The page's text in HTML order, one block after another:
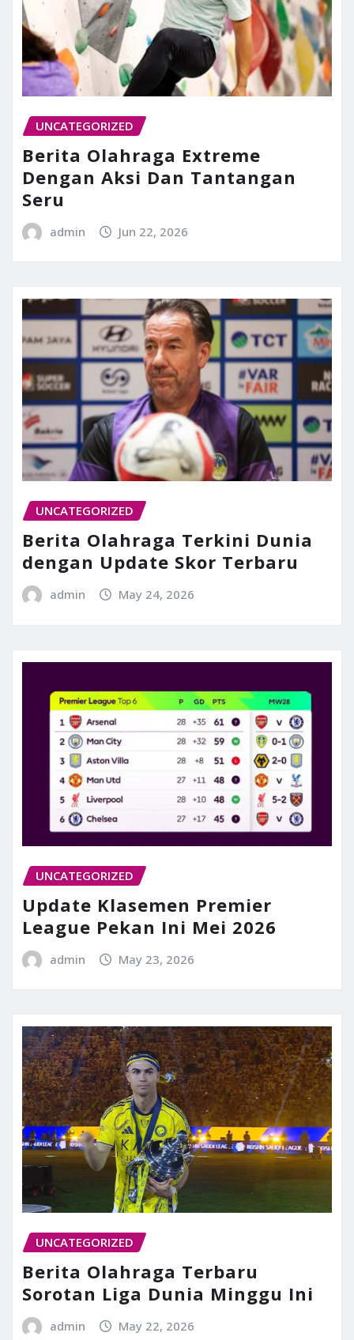
UNCATEGORIZED
Berita Olahraga Extreme
Dengan Aksi Dan Tantangan
Seru
admin Jun 22, 2026
UNCATEGORIZED
Berita Olahraga Terkini Dunia
dengan Update Skor Terbaru
admin May 24, 2026
UNCATEGORIZED
Update Klasemen Premier
League Pekan Ini Mei 2026
admin May 23, 2026
UNCATEGORIZED
Berita Olahraga Terbaru
Sorotan Liga Dunia Minggu Ini
admin May 22, 2026